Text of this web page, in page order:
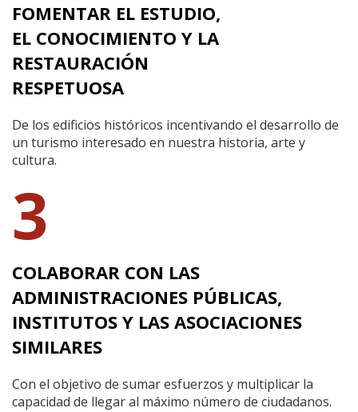
FOMENTAR EL ESTUDIO,
EL CONOCIMIENTO Y LA
RESTAURACIÓN
RESPETUOSA
De los edificios históricos incentivando el desarrollo de
un turismo interesado en nuestra historia, arte y
cultura.
3
COLABORAR CON LAS
ADMINISTRACIONES PÚBLICAS,
INSTITUTOS Y LAS ASOCIACIONES
SIMILARES
Con el objetivo de sumar esfuerzos y multiplicar la
capacidad de llegar al máximo número de ciudadanos.